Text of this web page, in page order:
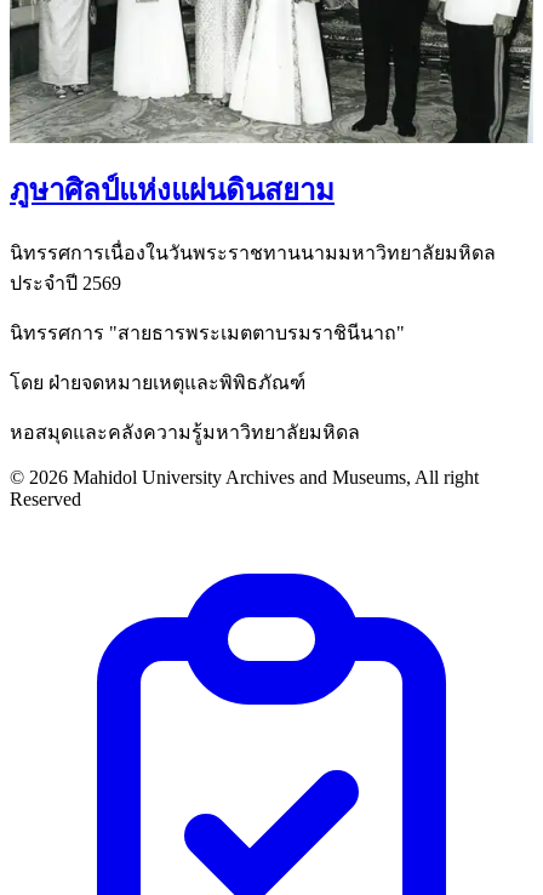
ภูษาศิลป์แห่งแผ่นดินสยาม
นิทรรศการเนื่องในวันพระราชทานนามมหาวิทยาลัยมหิดล
ประจำปี 2569
นิทรรศการ "สายธารพระเมตตาบรมราชินีนาถ"
โดย ฝ่ายจดหมายเหตุและพิพิธภัณฑ์
หอสมุดและคลังความรู้มหาวิทยาลัยมหิดล
© 2026 Mahidol University Archives and Museums, All right
Reserved